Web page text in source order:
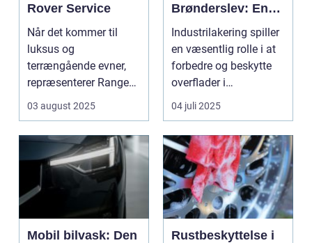
Rover Service
Når det kommer til
luksus og
terrængående evner,
repræsenterer Range
Rover n...
03 august 2025
Brønderslev: En
dybdegående
Industrilakering spiller
en væsentlig rolle i at
forbedre og beskytte
overflader i
forskellige...
04 juli 2025
Mobil bilvask: Den
Rustbeskyttelse i